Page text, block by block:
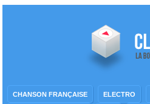
CHANSON FRANÇAISE ELECTRO